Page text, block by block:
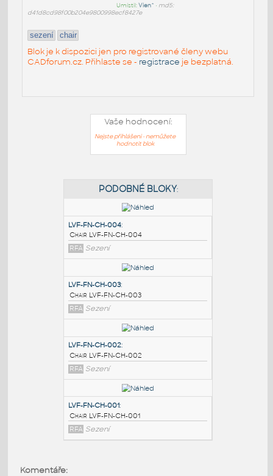
Umístil:Vien^ • md5:
d41d8cd98f00b204e9800998ecf8427e
sezení chair
Blok je k dispozici jen pro registrované členy webu
CADforum.cz. Přihlaste se - registrace je bezplatná.
Vaše hodnocení:
Nejste přihlášeni - nemůžete
hodnotit blok
PODOBNÉ BLOKY
LVF-FN-CH-004
Chair LVF-FN-CH-004
RFA Sezení
LVF-FN-CH-003:
Chair LVF-FN-CH-003
RFA Sezení
Komentáře: